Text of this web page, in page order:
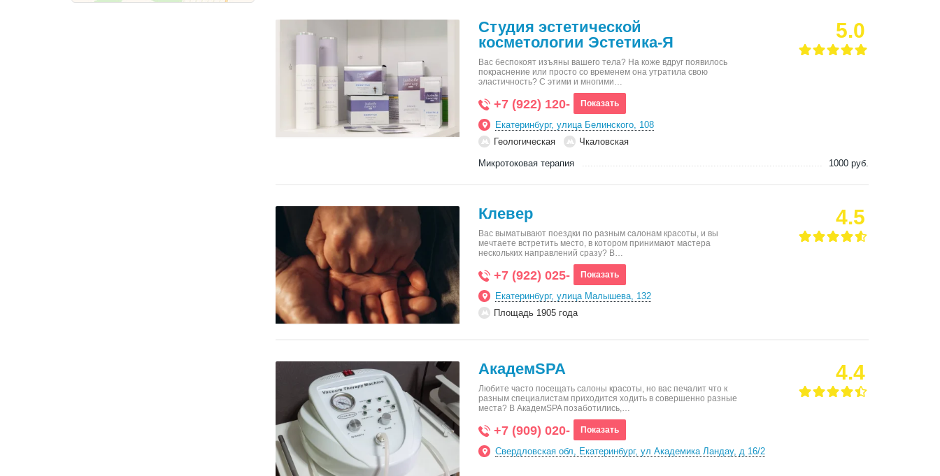
Студия эстетической
косметологии Эстетика-Я
Вас беспокоят изъяны вашего тела? На коже вдруг появилось
покраснение или просто со временем она утратила свою
эластичность? С этими и многими…
5.0
+7 (922) 120- Показать
Екатеринбург, улица Белинского, 108
Геологическая
Чкаловская
Микротоковая терапия 1000 руб.
Клевер
Вас выматывают поездки по разным салонам красоты, и вы
мечтаете встретить место, в котором принимают мастера
нескольких направлений сразу? В…
4.5
+7 (922) 025- Показать
Екатеринбург, улица Малышева, 132
Площадь 1905 года
АкадемSPA
Любите часто посещать салоны красоты, но вас печалит что к
разным специалистам приходится ходить в совершенно разные
места? В АкадемSPA позаботились,…
4.4
+7 (909) 020- Показать
Свердловская обл, Екатеринбург, ул Академика Ландау, д 16/2